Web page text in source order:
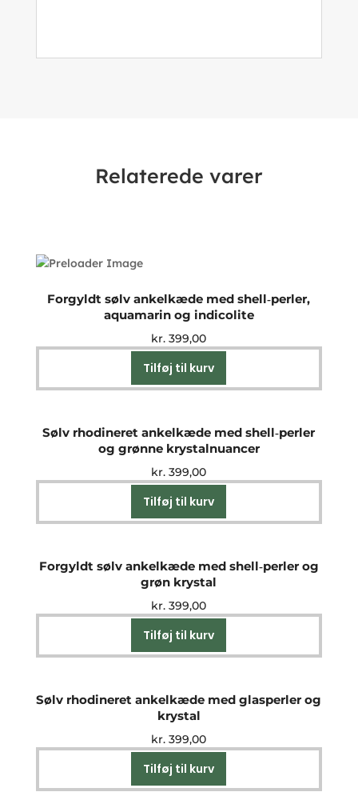
Relaterede varer
Forgyldt sølv ankelkæde med shell‑perler,
aquamarin og indicolite
kr. 399,00
Tilføj til kurv
Sølv rhodineret ankelkæde med shell‑perler
og grønne krystalnuancer
kr. 399,00
Tilføj til kurv
Forgyldt sølv ankelkæde med shell‑perler og
grøn krystal
kr. 399,00
Tilføj til kurv
Sølv rhodineret ankelkæde med glasperler og
krystal
kr. 399,00
Tilføj til kurv